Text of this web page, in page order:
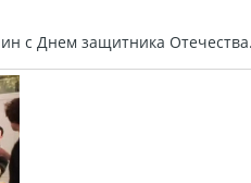
с Днем защитника